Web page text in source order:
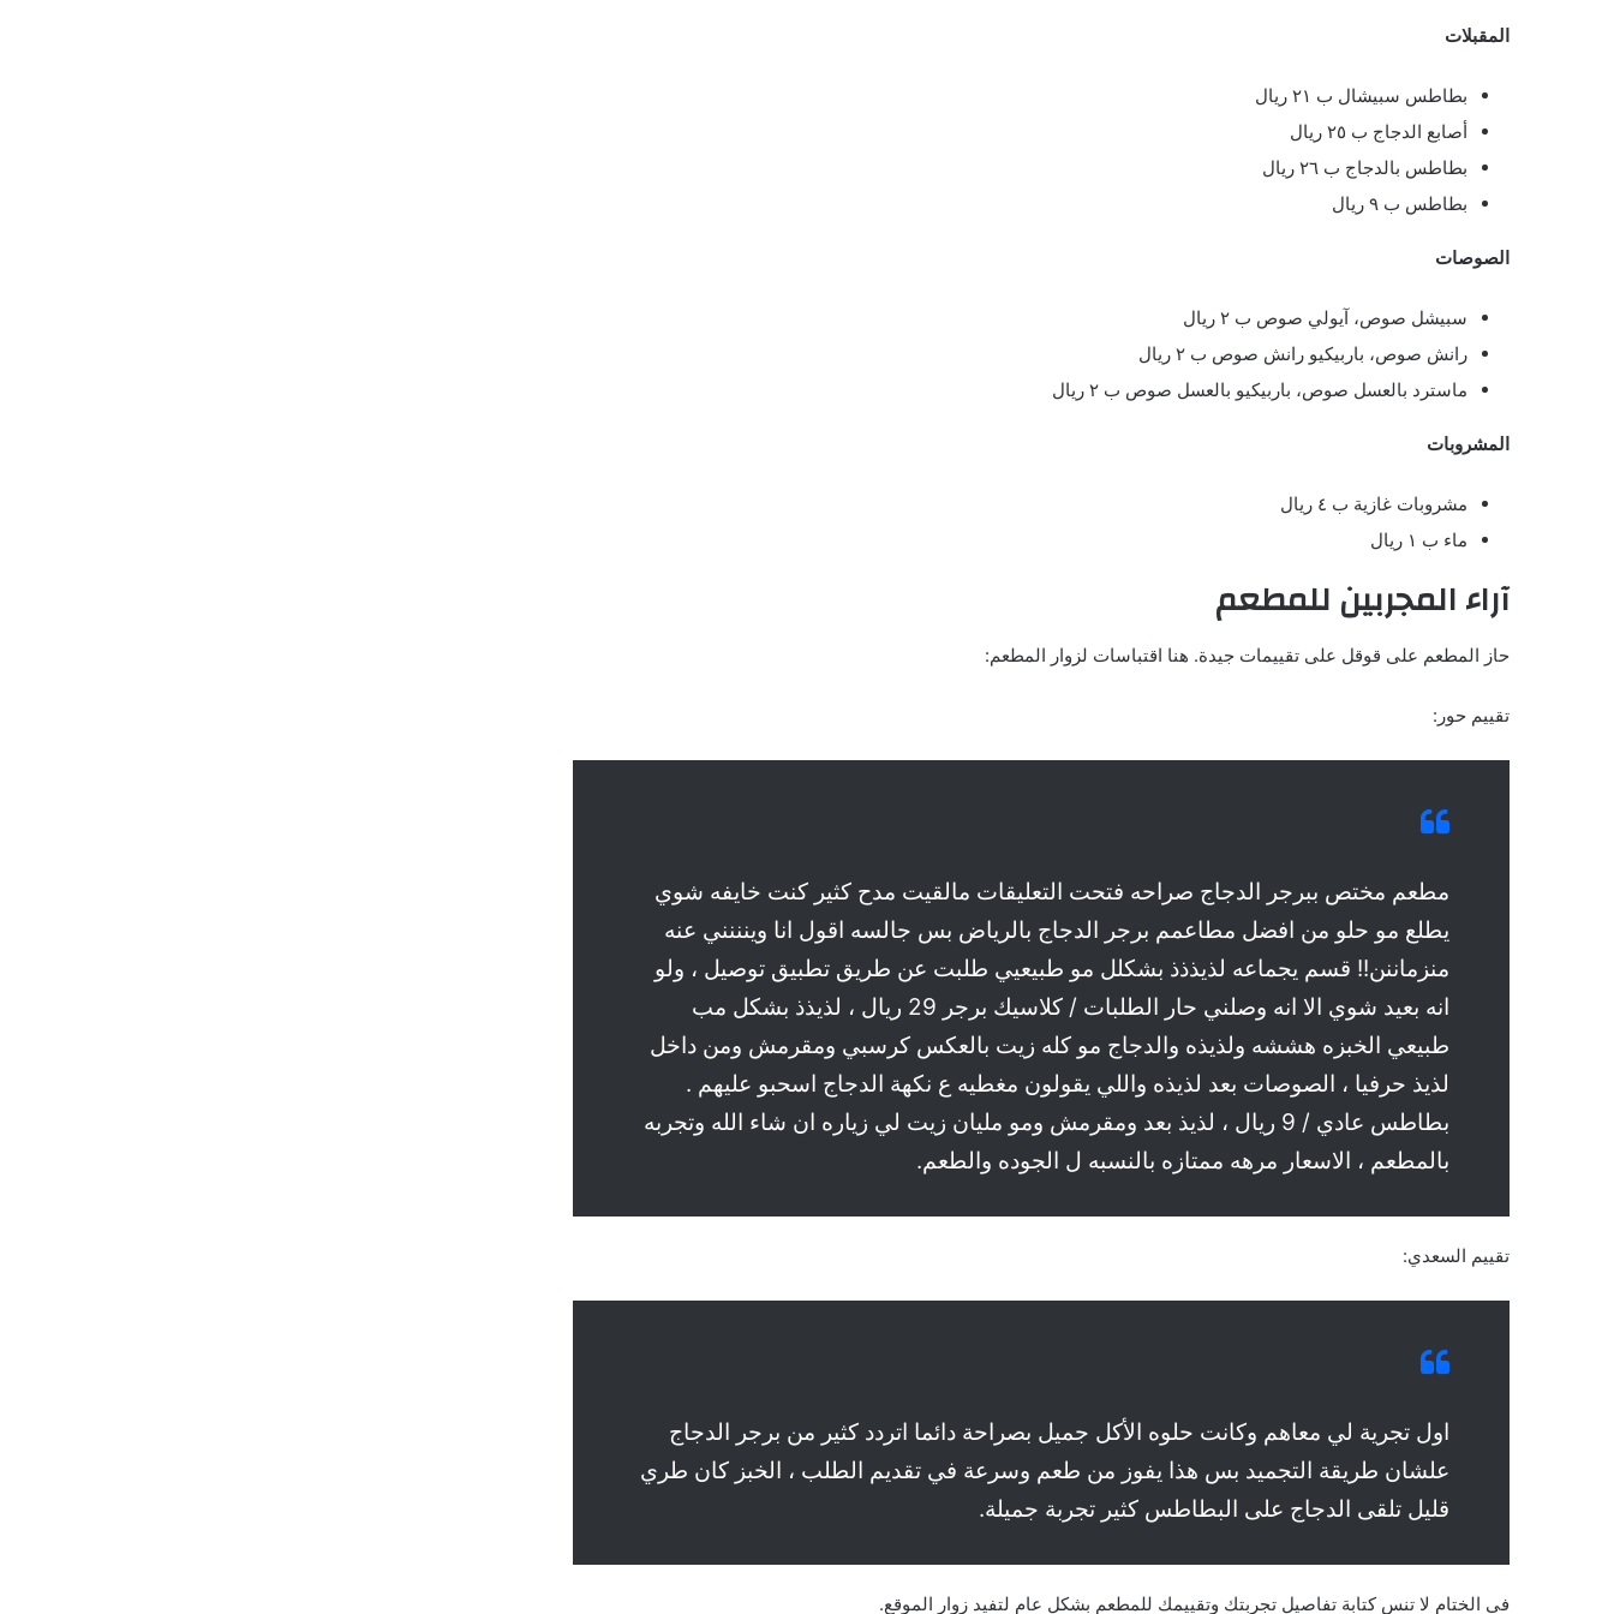
المقبلات
بطاطس سبيشال ب ٢١ ريال
أصابع الدجاج ب ٢٥ ريال
بطاطس بالدجاج ب ٢٦ ريال
بطاطس ب ٩ ريال
الصوصات
سبيشل صوص، آيولي صوص ب ٢ ريال
رانش صوص، باربيكيو رانش صوص ب ٢ ريال
ماسترد بالعسل صوص، باربيكيو بالعسل صوص ب ٢ ريال
المشروبات
مشروبات غازية ب ٤ ريال
ماء ب ١ ريال
آراء المجربين للمطعم
حاز المطعم على قوقل على تقييمات جيدة. هنا اقتباسات لزوار المطعم:
تقييم حور:
مطعم مختص ببرجر الدجاج صراحه فتحت التعليقات مالقيت مدح كثير كنت خايفه شوي
يطلع مو حلو من افضل مطاعمم برجر الدجاج بالرياض بس جالسه اقول انا وينننني عنه
منزماننن!! قسم يجماعه لذيذذذ بشكلل مو طبيعيي طلبت عن طريق تطبيق توصيل ، ولو
انه بعيد شوي الا انه وصلني حار الطلبات / كلاسيك برجر 29 ريال ، لذيذذ بشكل مب
طبيعي الخبزه هششه ولذيذه والدجاج مو كله زيت بالعكس كرسبي ومقرمش ومن داخل
لذيذ حرفيا ، الصوصات بعد لذيذه واللي يقولون مغطيه ع نكهة الدجاج اسحبو عليهم .
بطاطس عادي / 9 ريال ، لذيذ بعد ومقرمش ومو مليان زيت لي زياره ان شاء الله وتجربه
بالمطعم ، الاسعار مرهه ممتازه بالنسبه ل الجوده والطعم.
تقييم السعدي:
اول تجرية لي معاهم وكانت حلوه الأكل جميل بصراحة دائما اتردد كثير من برجر الدجاج
علشان طريقة التجميد بس هذا يفوز من طعم وسرعة في تقديم الطلب ، الخبز كان طري
قليل تلقى الدجاج على البطاطس كثير تجربة جميلة.
في الختام لا تنس كتابة تفاصيل تجربتك وتقييمك للمطعم بشكل عام لتفيد زوار الموقع.